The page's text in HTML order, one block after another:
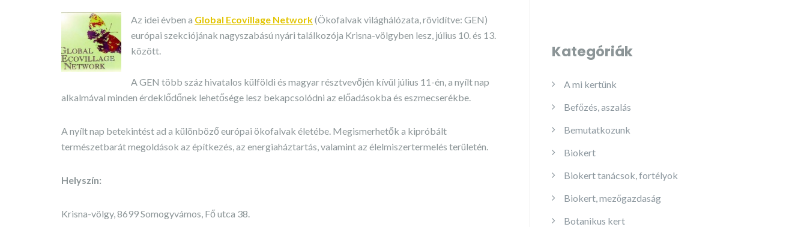
Az idei évben a Global Ecovillage Network(Ökofalvak világhálózata, rövidítve: GEN)
európai szekciójának nagyszabású nyári találkozója Krisna-völgyben lesz, július 10. és 13.
között.
A GEN több száz hivatalos külföldi és magyar résztvevőjén kívül július 11-én, a nyílt nap
alkalmával minden érdeklődőnek lehetősége lesz bekapcsolódni az előadásokba és eszmecserékbe.
A nyílt nap betekintést ad a különböző európai ökofalvak életébe. Megismerhetők a kipróbált
természetbarát megoldások az építkezés, az energiaháztartás, valamint az élelmiszertermelés területén.
Helyszín:
Krisna-völgy, 8699 Somogyvámos, Fő utca 38.
Kategóriák
A mi kertünk
Befőzés, aszalás
Bemutatkozunk
Biokert
Biokert tanácsok, fortélyok
Biokert, mezőgazdaság
Botanikus kert